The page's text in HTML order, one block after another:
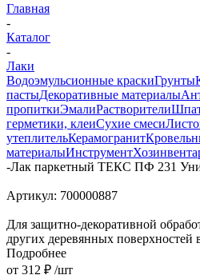
Главная
-
Каталог
-
Лаки
Водоэмульсионные краскиГрунты
пастыДекоративные материалы
пропиткиЭмалиРастворители
герметики, клеиСухие смеси
утеплительКерамогранит
материалыИнструмент
-Лак паркетный ТЕКС ПФ 231
Артикул: 700000887
Для защитно-декоративной
других деревянных
Подробнее
от 312 ₽ /шт